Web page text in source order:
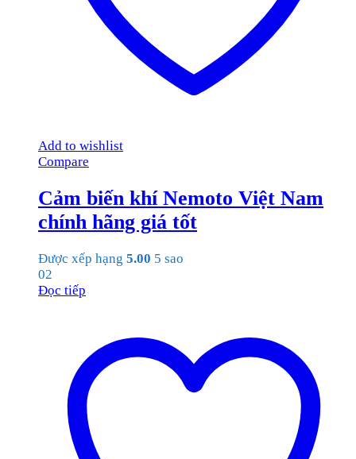
Add to wishlist
Compare
Cảm biến khí Nemoto Việt Nam
chính hãng giá tốt
Được xếp hạng 5.00 5 sao
02
Đọc tiếp